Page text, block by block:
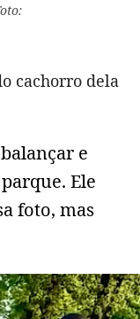
cachorro dela
e
Ele
foto, mas